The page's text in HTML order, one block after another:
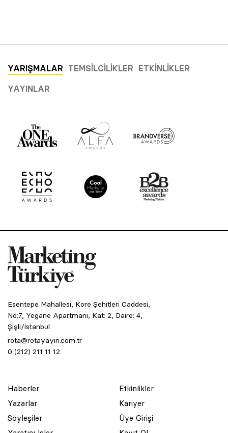
YARIŞMALAR TEMSILCILIKLER ETKINLIKLER
YAYINLAR
Esentepe Mahallesi, Kore Şehitleri Caddesi,
No:7, Yegane Apartmanı, Kat: 2, Daire: 4,
Şişli/İstanbul
rota@rotayayin.com.tr
0 (212) 211 11 12
Haberler
Yazarlar
Söyleşiler
Etkinlikler
Kariyer
Üye Girişi